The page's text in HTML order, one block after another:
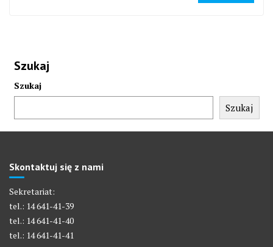
Szukaj
Szukaj
Szukaj
Skontaktuj się z nami
Sekretariat:
tel.: 14 641-41-39
tel.: 14 641-41-40
tel.: 14 641-41-41